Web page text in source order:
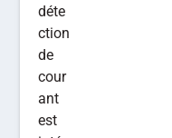
déte
ction
de
cour
ant
est